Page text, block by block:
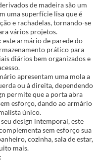
de madeira são um
uma superfície lisa que é
e rachadelas, tornando-se
vários projetos.
armário de parede do
prático para
diários bem organizados e
apresentam uma mola a
ou à direita, dependendo
permite que a porta abra
esforço, dando ao armário
único.
design intemporal, este
sem esforço sua
cozinha, sala de estar,
mais.